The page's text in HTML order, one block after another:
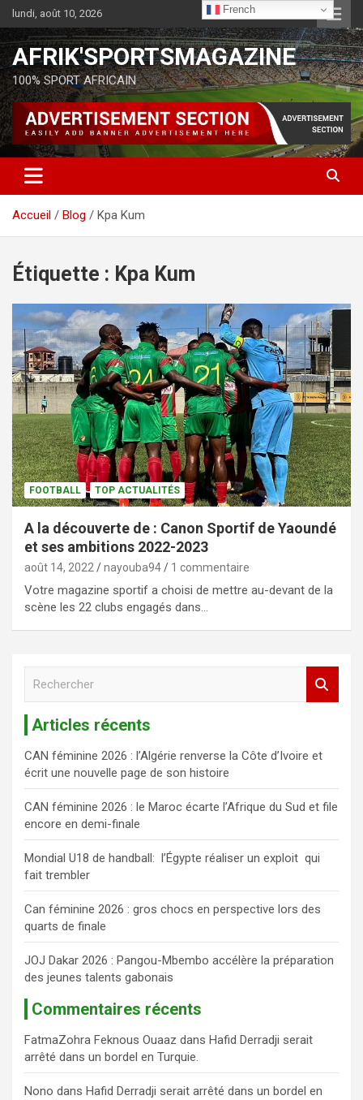
lundi, août 10, 2026
AFRIK'SPORTSMAGAZINE
100% SPORT AFRICAIN
Accueil Blog Kpa Kum
Étiquette : Kpa Kum
FOOTBALL TOP ACTUALITÉS
A la découverte de : Canon Sportif de Yaoundé
et ses ambitions 2022-2023
août 14, 2022 nayouba94 1 commentaire
Votre magazine sportif a choisi de mettre au-devant de la
scène les 22 clubs engagés dans…
r
c
e
r
Articles récents
CAN féminine 2026 : l’Algérie renverse la Côte d’Ivoire et
écrit une nouvelle page de son histoire
CAN féminine 2026 : le Maroc écarte l’Afrique du Sud et file
encore en demi-finale
Mondial U18 de handball: l’Égypte réaliser un exploit qui
fait trembler
Can féminine 2026 : gros chocs en perspective lors des
quarts de finale
JOJ Dakar 2026 : Pangou-Mbembo accélère la préparation
des jeunes talents gabonais
Commentaires récents
FatmaZohra Feknous Ouaaz dans Hafid Derradji serait
arrêté dans un bordel en Turquie.
Nono dans Hafid Derradji serait arrêté dans un bordel en
French